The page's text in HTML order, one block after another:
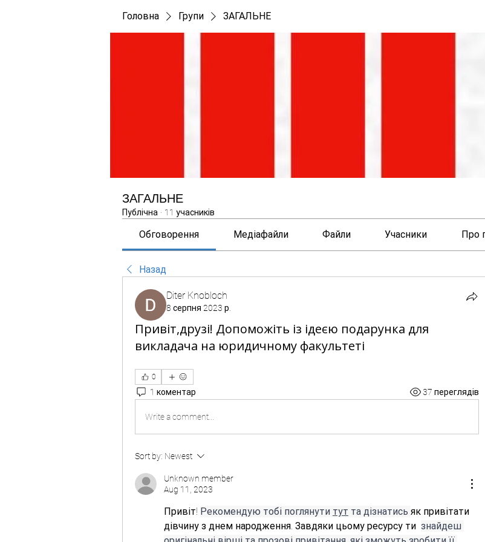
Головна Групи ЗАГАЛЬНЕ
ЗАГАЛЬНЕ
Публічна · 11 учасників
Обговорення Медіафайли Файли Учасники Про
Назад
Diter Knobloch
8 серпня 2023 р.
Привіт,друзі! Допоможіть із ідеєю подарунка для
викладача на юридичному факультеті
0
1 коментар 37 переглядів
Write a comment...
Sort by: Newest
Unknown member
Aug 11, 2023
Привіт! Рекомендую тобі поглянути тут та дізнатись як привітати
дівчину з днем народження. Завдяки цьому ресурсу ти знайдеш